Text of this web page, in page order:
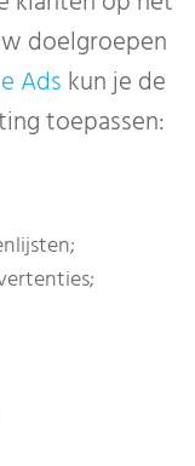
doelgroepen
Ads kun je de
toepassen: